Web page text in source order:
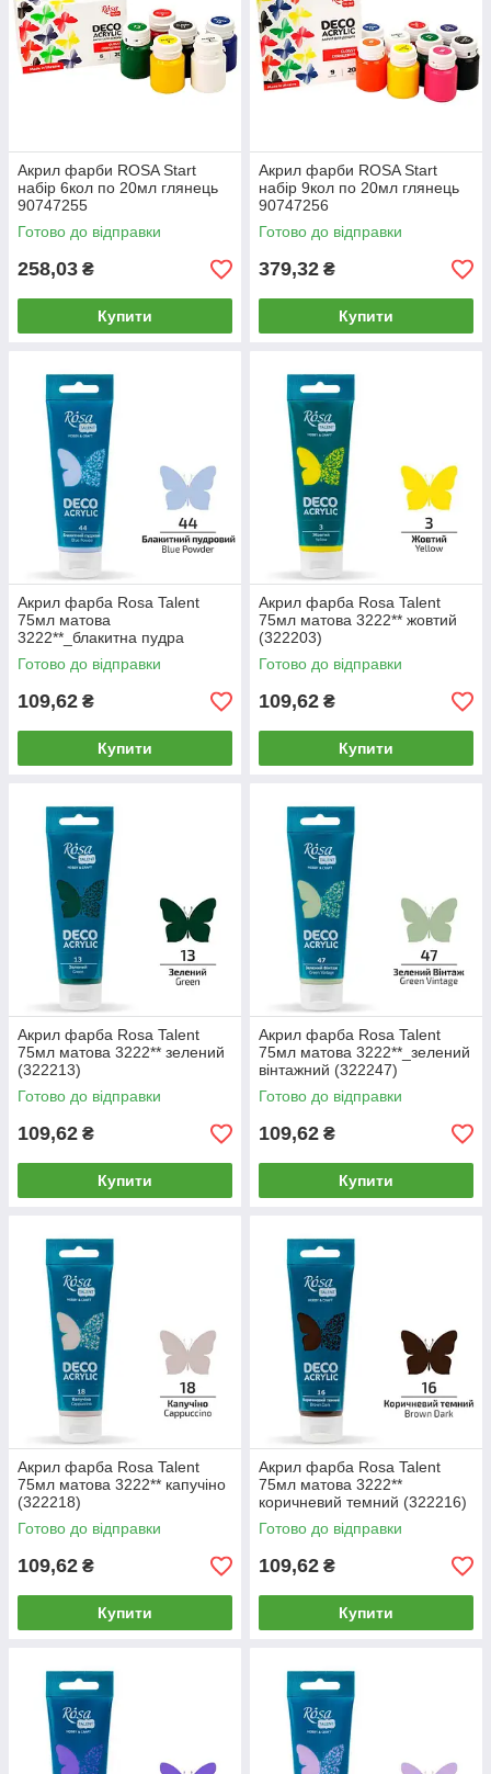
Акрил фарби ROSA Start
набір 6кол по 20мл глянець
90747255
Готово до відправки
258,03 ₴
Купити
Акрил фарби ROSA Start
набір 9кол по 20мл глянець
90747256
Готово до відправки
379,32 ₴
Купити
Акрил фарба Rosa Talent
75мл матова
3222**_блакитна пудра
(322244)
Готово до відправки
109,62 ₴
Купити
Акрил фарба Rosa Talent
75мл матова 3222** жовтий
(322203)
Готово до відправки
109,62 ₴
Купити
Акрил фарба Rosa Talent
75мл матова 3222** зелений
(322213)
Готово до відправки
109,62 ₴
Купити
Акрил фарба Rosa Talent
75мл матова 3222**_зелений
вінтажний (322247)
Готово до відправки
109,62 ₴
Купити
Акрил фарба Rosa Talent
75мл матова 3222** капучіно
(322218)
Готово до відправки
109,62 ₴
Купити
Акрил фарба Rosa Talent
75мл матова 3222**
коричневий темний (322216)
Готово до відправки
109,62 ₴
Купити